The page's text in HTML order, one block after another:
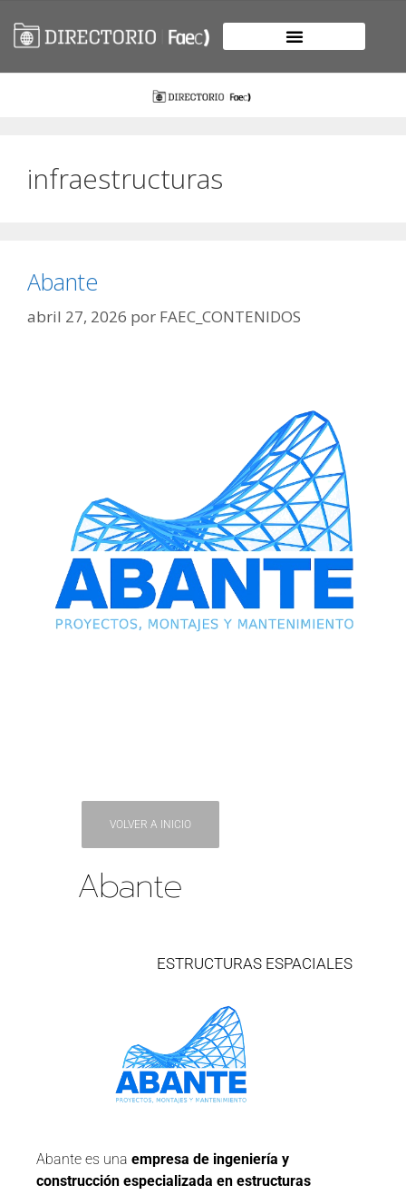
infraestructuras
Abante
abril 27, 2026 por FAEC_CONTENIDOS
VOLVER A INICIO
Abante
ESTRUCTURAS ESPACIALES
Abante es una empresa de ingeniería y
construcción especializada en estructuras